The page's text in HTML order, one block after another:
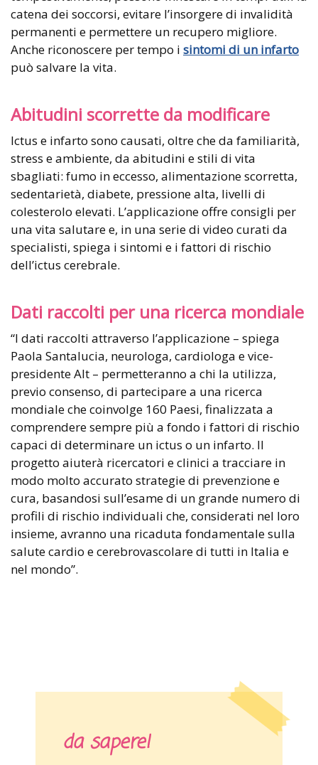
catena dei soccorsi, evitare l’insorgere di invalidità
permanenti e permettere un recupero migliore.
Anche riconoscere per tempo i sintomi di un infarto
può salvare la vita.
Abitudini scorrette da modificare
Ictus e infarto sono causati, oltre che da familiarità,
stress e ambiente, da abitudini e stili di vita
sbagliati: fumo in eccesso, alimentazione scorretta,
sedentarietà, diabete, pressione alta, livelli di
colesterolo elevati. L’applicazione offre consigli per
una vita salutare e, in una serie di video curati da
specialisti, spiega i sintomi e i fattori di rischio
dell’ictus cerebrale.
Dati raccolti per una ricerca mondiale
“I dati raccolti attraverso l’applicazione – spiega
Paola Santalucia, neurologa, cardiologa e vice-
presidente Alt – permetteranno a chi la utilizza,
previo consenso, di partecipare a una ricerca
mondiale che coinvolge 160 Paesi, finalizzata a
comprendere sempre più a fondo i fattori di rischio
capaci di determinare un ictus o un infarto. Il
progetto aiuterà ricercatori e clinici a tracciare in
modo molto accurato strategie di prevenzione e
cura, basandosi sull’esame di un grande numero di
profili di rischio individuali che, considerati nel loro
insieme, avranno una ricaduta fondamentale sulla
salute cardio e cerebrovascolare di tutti in Italia e
nel mondo”.
da sapere!